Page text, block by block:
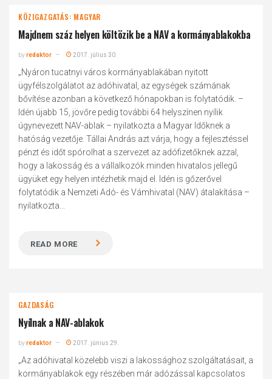
KÖZIGAZGATÁS: MAGYAR
Majdnem száz helyen költözik be a NAV a kormányablakokba
byredaktor 2017. július 30.
„Nyáron tucatnyi város kormányablakában nyitott
ügyfélszolgálatot az adóhivatal, az egységek számának
bővítése azonban a következő hónapokban is folytatódik. –
Idén újabb 15, jövőre pedig további 64 helyszínen nyílik
úgynevezett NAV-ablak – nyilatkozta a Magyar Időknek a
hatóság vezetője. Tállai András azt várja, hogy a fejlesztéssel
pénzt és időt spórolhat a szervezet az adófizetőknek azzal,
hogy a lakosság és a vállalkozók minden hivatalos jellegű
ügyüket egy helyen intézhetik majd el. Idén is gőzerővel
folytatódik a Nemzeti Adó- és Vámhivatal (NAV) átalakítása –
nyilatkozta...
READ MORE
GAZDASÁG
Nyílnak a NAV-ablakok
byredaktor 2017. június 29.
„Az adóhivatal közelebb viszi a lakossághoz szolgáltatásait, a
kormányablakok egy részében már adózással kapcsolatos